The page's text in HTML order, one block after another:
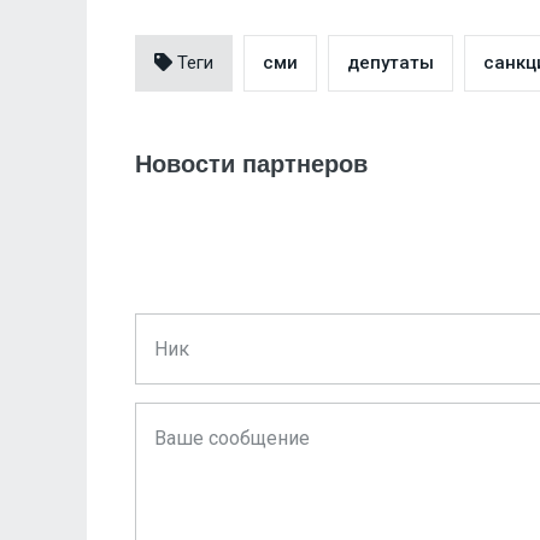
Теги сми депутаты
Новости партнеров